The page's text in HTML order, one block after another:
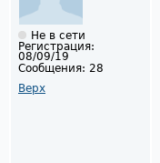
Не в сети
Регистрация:
08/09/19
Сообщения: 28
Верх